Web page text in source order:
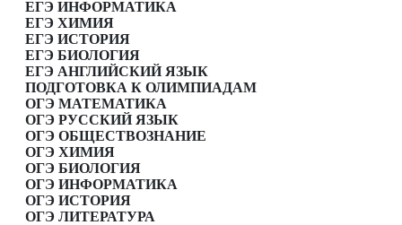
ЕГЭ ИНФОРМАТИКА
ЕГЭ ХИМИЯ
ЕГЭ ИСТОРИЯ
ЕГЭ БИОЛОГИЯ
ЕГЭ АНГЛИЙСКИЙ ЯЗЫК
ПОДГОТОВКА К ОЛИМПИАДАМ
ОГЭ МАТЕМАТИКА
ОГЭ РУССКИЙ ЯЗЫК
ОГЭ ОБЩЕСТВОЗНАНИЕ
ОГЭ ХИМИЯ
ОГЭ БИОЛОГИЯ
ОГЭ ИНФОРМАТИКА
ОГЭ ИСТОРИЯ
ОГЭ ЛИТЕРАТУРА